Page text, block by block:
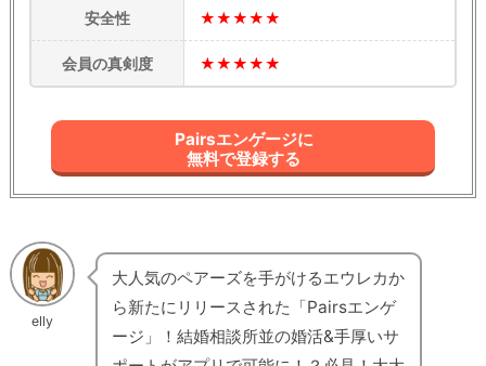
安全性 ★★★★★
会員の真剣度 ★★★★★
Pairsエンゲージに
無料で登録する
elly
大人気のペアーズを手がけるエウレカか
ら新たにリリースされた「Pairsエンゲ
ージ」！結婚相談所並の婚活&手厚いサ